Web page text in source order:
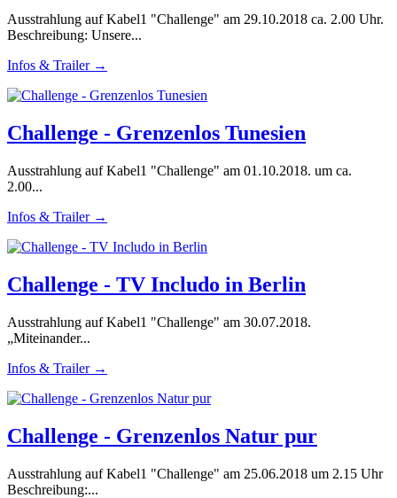
Ausstrahlung auf Kabel1 "Challenge" am 29.10.2018 ca. 2.00 Uhr.
Beschreibung: Unsere...
Infos & Trailer →
Challenge - Grenzenlos Tunesien
Ausstrahlung auf Kabel1 "Challenge" am 01.10.2018. um ca.
2.00...
Infos & Trailer →
Challenge - TV Includo in Berlin
Ausstrahlung auf Kabel1 "Challenge" am 30.07.2018.
„Miteinander...
Infos & Trailer →
Challenge - Grenzenlos Natur pur
Ausstrahlung auf Kabel1 "Challenge" am 25.06.2018 um 2.15 Uhr
Beschreibung:...